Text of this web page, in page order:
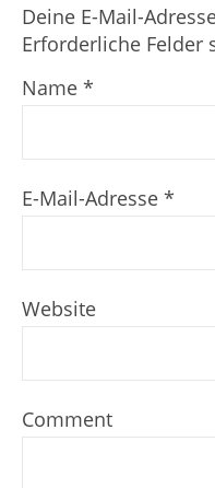
Deine E-Mail-
Erforderliche Felder
Name *
E-Mail-Adresse *
Website
Comment